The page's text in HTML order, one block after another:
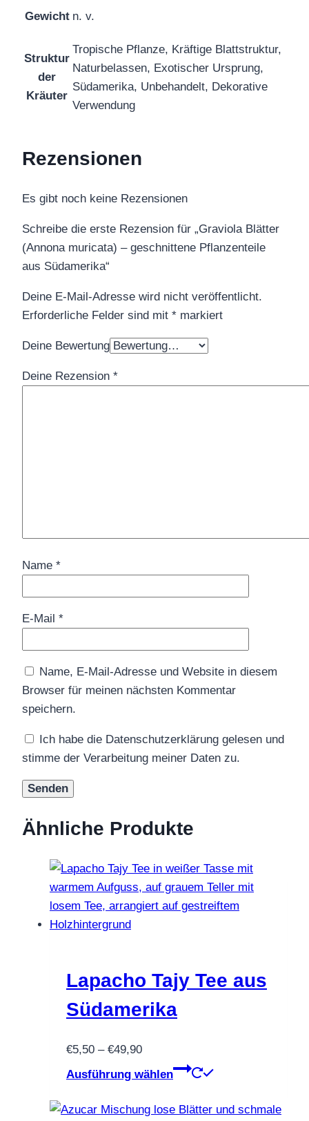
Gewicht n. v.
Struktur
der
Kräuter
Tropische Pflanze, Kräftige Blattstruktur,
Naturbelassen, Exotischer Ursprung,
Südamerika, Unbehandelt, Dekorative
Verwendung
Rezensionen
Es gibt noch keine Rezensionen
Schreibe die erste Rezension für „Graviola Blätter
(Annona muricata) – geschnittene Pflanzenteile
aus Südamerika“
Deine E-Mail-Adresse wird nicht veröffentlicht.
Erforderliche Felder sind mit * markiert
Deine Bewertung
Deine Rezension *
Name *
E-Mail *
Name, E-Mail-Adresse und Website in diesem
Browser für meinen nächsten Kommentar
speichern.
Ich habe die Datenschutzerklärung gelesen und
stimme der Verarbeitung meiner Daten zu.
Ähnliche Produkte
Lapacho Tajy Tee aus
Südamerika
€5,50 – €49,90Preisspanne:
€5,50
€49,90
Ausführung wählen
Dieses
weist